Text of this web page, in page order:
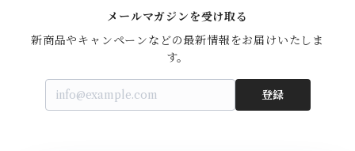
メールマガジンを受け取る
新商品やキャンペーンなどの最新情報をお届けいたしま
す。
登録